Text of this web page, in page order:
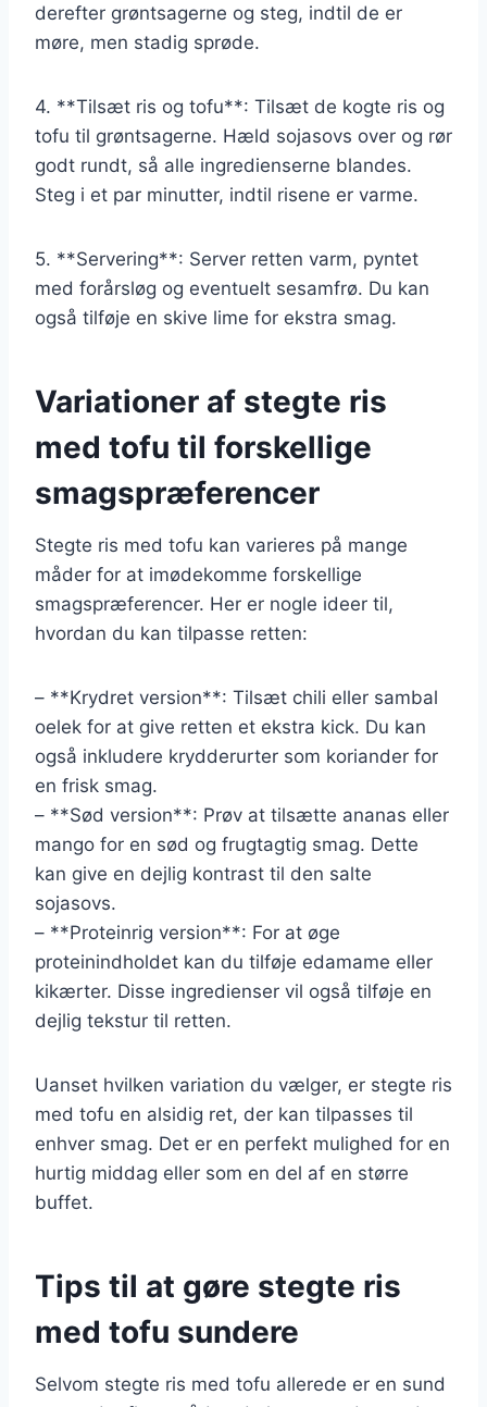
derefter grøntsagerne og steg, indtil de er
møre, men stadig sprøde.
4. **Tilsæt ris og tofu**: Tilsæt de kogte ris og
tofu til grøntsagerne. Hæld sojasovs over og rør
godt rundt, så alle ingredienserne blandes.
Steg i et par minutter, indtil risene er varme.
5. **Servering**: Server retten varm, pyntet
med forårsløg og eventuelt sesamfrø. Du kan
også tilføje en skive lime for ekstra smag.
Variationer af stegte ris
med tofu til forskellige
smagspræferencer
Stegte ris med tofu kan varieres på mange
måder for at imødekomme forskellige
smagspræferencer. Her er nogle ideer til,
hvordan du kan tilpasse retten:
– **Krydret version**: Tilsæt chili eller sambal
oelek for at give retten et ekstra kick. Du kan
også inkludere krydderurter som koriander for
en frisk smag.
– **Sød version**: Prøv at tilsætte ananas eller
mango for en sød og frugtagtig smag. Dette
kan give en dejlig kontrast til den salte
sojasovs.
– **Proteinrig version**: For at øge
proteinindholdet kan du tilføje edamame eller
kikærter. Disse ingredienser vil også tilføje en
dejlig tekstur til retten.
Uanset hvilken variation du vælger, er stegte ris
med tofu en alsidig ret, der kan tilpasses til
enhver smag. Det er en perfekt mulighed for en
hurtig middag eller som en del af en større
buffet.
Tips til at gøre stegte ris
med tofu sundere
Selvom stegte ris med tofu allerede er en sund